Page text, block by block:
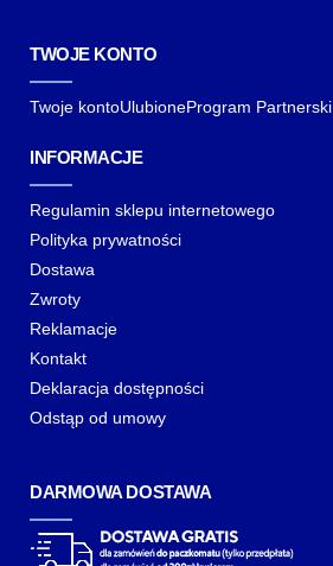
TWOJE KONTO
Twoje kontoUlubioneProgram Partnerski
INFORMACJE
Regulamin sklepu internetowego
Polityka prywatności
Dostawa
Zwroty
Reklamacje
Kontakt
Deklaracja dostępności
Odstąp od umowy
DARMOWA DOSTAWA